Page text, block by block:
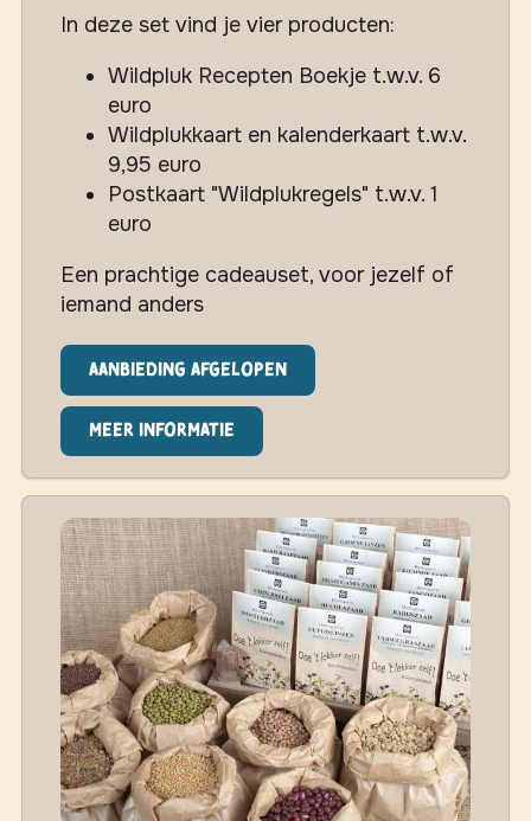
In deze set vind je vier producten:
Wildpluk Recepten Boekje t.w.v. 6
euro
Wildplukkaart en kalenderkaart t.w.v.
9,95 euro
Postkaart "Wildplukregels" t.w.v. 1
euro
Een prachtige cadeauset, voor jezelf of
iemand anders
Aanbieding afgelopen
Meer informatie